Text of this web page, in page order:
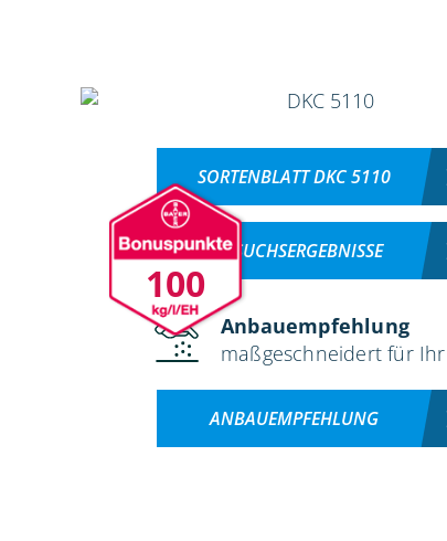
100
SORTENBLATT DKC 5110
VERSUCHSERGEBNISSE
Anbauempfehlung
maßgeschneidert für Ihr
ANBAUEMPFEHLUNG